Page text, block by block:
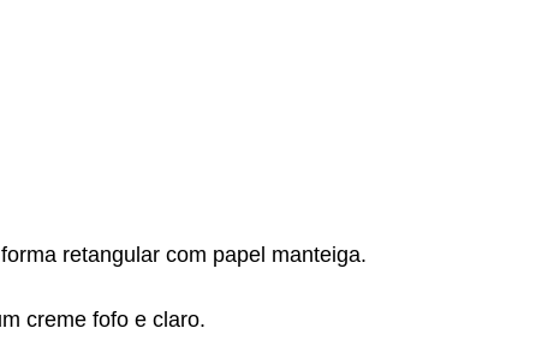
retangular com papel manteiga.
creme fofo e claro.